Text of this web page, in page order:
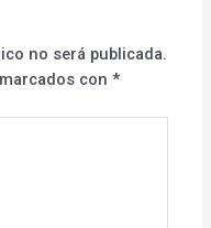
no será publicada.
con*